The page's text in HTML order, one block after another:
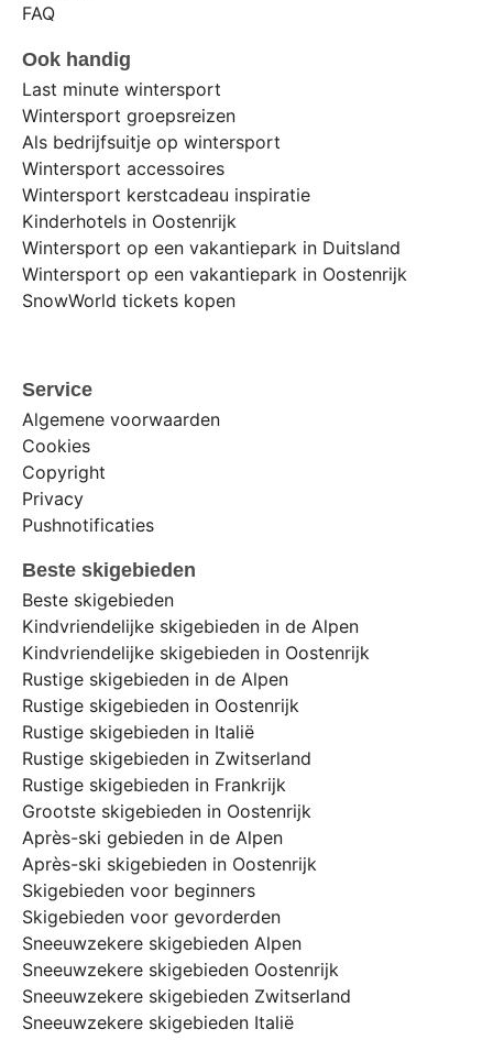
FAQ
Ook handig
Last minute wintersport
Wintersport groepsreizen
Als bedrijfsuitje op wintersport
Wintersport accessoires
Wintersport kerstcadeau inspiratie
Kinderhotels in Oostenrijk
Wintersport op een vakantiepark in Duitsland
Wintersport op een vakantiepark in Oostenrijk
SnowWorld tickets kopen
Service
Algemene voorwaarden
Cookies
Copyright
Privacy
Pushnotificaties
Beste skigebieden
Beste skigebieden
Kindvriendelijke skigebieden in de Alpen
Kindvriendelijke skigebieden in Oostenrijk
Rustige skigebieden in de Alpen
Rustige skigebieden in Oostenrijk
Rustige skigebieden in Italië
Rustige skigebieden in Zwitserland
Rustige skigebieden in Frankrijk
Grootste skigebieden in Oostenrijk
Après-ski gebieden in de Alpen
Après-ski skigebieden in Oostenrijk
Skigebieden voor beginners
Skigebieden voor gevorderden
Sneeuwzekere skigebieden Alpen
Sneeuwzekere skigebieden Oostenrijk
Sneeuwzekere skigebieden Zwitserland
Sneeuwzekere skigebieden Italië